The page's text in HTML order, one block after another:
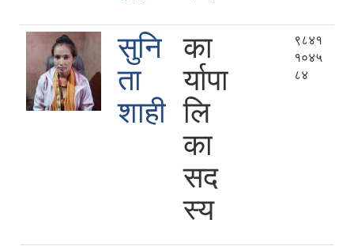
सुनि
ता
शाही
का
र्यापा
लि
का
सद
स्य
९८४१
१०४५
८४